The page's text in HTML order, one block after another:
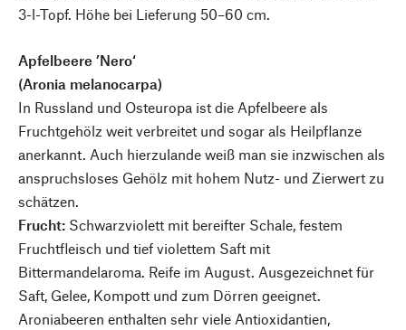
3-l-Topf. Höhe bei Lieferung 50–60 cm.
Apfelbeere ’Nero‘
(Aronia melanocarpa)
In Russland und Osteuropa ist die Apfelbeere als
Fruchtgehölz weit verbreitet und sogar als Heilpflanze
anerkannt. Auch hierzulande weiß man sie inzwischen als
anspruchsloses Gehölz mit hohem Nutz- und Zierwert zu
schätzen.
Frucht: Schwarzviolett mit bereifter Schale, festem
Fruchtfleisch und tief violettem Saft mit
Bittermandelaroma. Reife im August. Ausgezeichnet für
Saft, Gelee, Kompott und zum Dörren geeignet.
Aroniabeeren enthalten sehr viele Antioxidantien,